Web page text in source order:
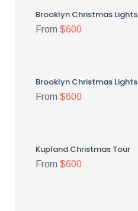
Brooklyn Christmas Lights
From $600
Brooklyn Christmas Lights
From $600
Kupland Christmas Tour
From $600